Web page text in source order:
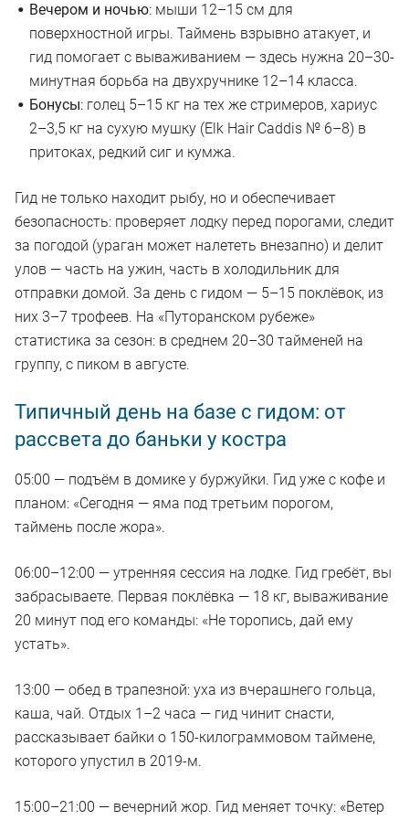
Вечером и ночью: мыши 12–15 см для
поверхностной игры. Таймень взрывно атакует, и
гид помогает с вываживанием — здесь нужна 20–30-
минутная борьба на двухручнике 12–14 класса.
Бонусы: голец 5–15 кг на тех же стримеров, хариус
2–3,5 кг на сухую мушку (Elk Hair Caddis № 6–8) в
притоках, редкий сиг и кумжа.
Гид не только находит рыбу, но и обеспечивает
безопасность: проверяет лодку перед порогами, следит
за погодой (ураган может налететь внезапно) и делит
улов — часть на ужин, часть в холодильник для
отправки домой. За день с гидом — 5–15 поклёвок, из
них 3–7 трофеев. На «Путоранском рубеже»
статистика за сезон: в среднем 20–30 тайменей на
группу, с пиком в августе.
Типичный день на базе с гидом: от
рассвета до баньки у костра
05:00 — подъём в домике у буржуйки. Гид уже с кофе и
планом: «Сегодня — яма под третьим порогом,
таймень после жора».
06:00–12:00 — утренняя сессия на лодке. Гид гребёт, вы
забрасываете. Первая поклёвка — 18 кг, вываживание
20 минут под его команды: «Не торопись, дай ему
устать».
13:00 — обед в трапезной: уха из вчерашнего гольца,
каша, чай. Отдых 1–2 часа — гид чинит снасти,
рассказывает байки о 150-килограммовом таймене,
которого упустил в 2019-м.
15:00–21:00 — вечерний жор. Гид меняет точку: «Ветер